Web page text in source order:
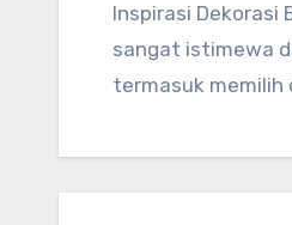
Inspirasi Dekorasi
sangat istimewa
termasuk